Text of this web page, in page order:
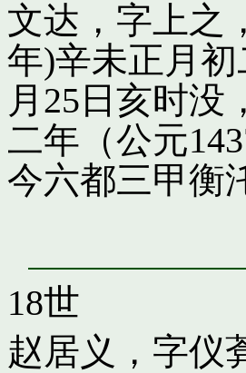
文达，字上之
年)辛未正月
月25日亥时没
二年（公元
今六都三甲衡
18世
赵居义，字仪